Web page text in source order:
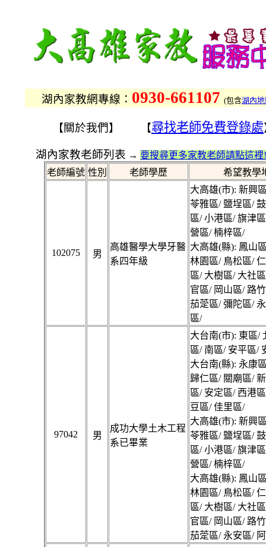
湖內家教網專線： 0930-661107 (包含湖內
【 關於我們 】 【尋找老師免費登錄處
湖內家教老師列表 → 要搜尋更多家教老師請點這裡
老師編號 性別 老師學歷 希望教學
102075 男
高雄醫學大學牙醫
系四年級
大高雄(市): 新興
苓雅區/ 鹽埕區/
區/ 小港區/ 旗津
營區/ 楠梓區/
大高雄(縣): 鳳山
林園區/ 鳥松區/
區/ 大樹區/ 大社
官區/ 岡山區/ 路
茄萣區/ 彌陀區/
區/
97042 男
成功大學土木工程
系已畢業
大台南(市): 東區/
區/ 南區/ 安平區/
大台南(縣): 永康
歸仁區/ 關廟區/
區/ 安定區/ 西港
豆區/ 佳里區/
大高雄(市): 新興
苓雅區/ 鹽埕區/
區/ 小港區/ 旗津
營區/ 楠梓區/
大高雄(縣): 鳳山
林園區/ 鳥松區/
區/ 大樹區/ 大社
官區/ 岡山區/ 路
茄萣區/ 永安區/